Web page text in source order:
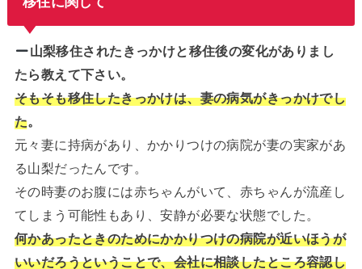
山梨移住されたきっかけと移住後の変化がありまし
たら教えて下さい。
そもそも移住したきっかけは、妻の病気がきっかけでし
た。
元々妻に持病があり、かかりつけの病院が妻の実家があ
る山梨だったんです。
その時妻のお腹には赤ちゃんがいて、赤ちゃんが流産し
てしまう可能性もあり、安静が必要な状態でした。
何かあったときのためにかかりつけの病院が近いほうが
いいだろうということで、会社に相談したところ容認し